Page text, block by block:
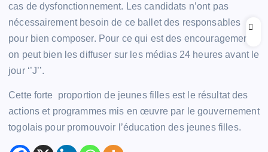
cas de dysfonctionnement. Les candidats n’ont pas
nécessairement besoin de ce ballet des responsables
pour bien composer. Pour ce qui est des encouragements,
on peut bien les diffuser sur les médias 24 heures avant le
jour ‘’J’’.
Cette forte proportion de jeunes filles est le résultat des
actions et programmes mis en œuvre par le gouvernement
togolais pour promouvoir l’éducation des jeunes filles.